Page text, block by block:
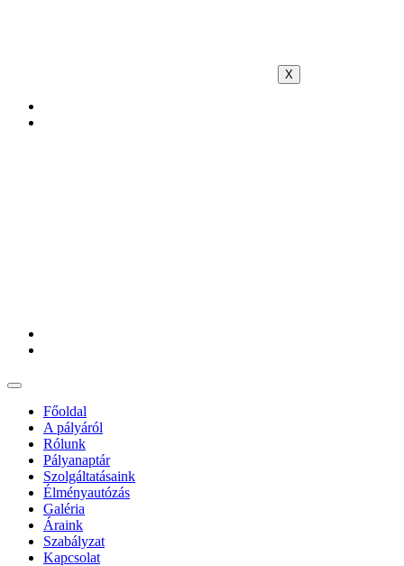
X
Főoldal
A pályáról
Rólunk
Pályanaptár
Szolgáltatásaink
Élményautózás
Galéria
Áraink
Szabályzat
Kapcsolat